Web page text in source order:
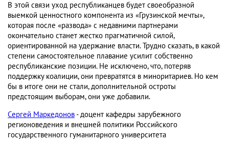
В этой связи уход республиканцев будет своеобразной
выемкой ценностного компонента из «Грузинской мечты»,
которая после «развода» с недавними партнерами
окончательно станет жестко прагматичной силой,
ориентированной на удержание власти. Трудно сказать, в какой
степени самостоятельное плавание усилит собственно
республиканские позиции. Не исключено, что, потеряв
поддержку коалиции, они превратятся в миноритариев. Но кем
бы в итоге они не стали, дополнительной остроты
предстоящим выборам, они уже добавили.
Сергей Маркедонов- доцент кафедры зарубежного
регионоведения и внешней политики Российского
государственного гуманитарного университета